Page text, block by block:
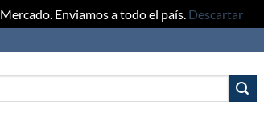
Enviamos a todo el país. Descartar